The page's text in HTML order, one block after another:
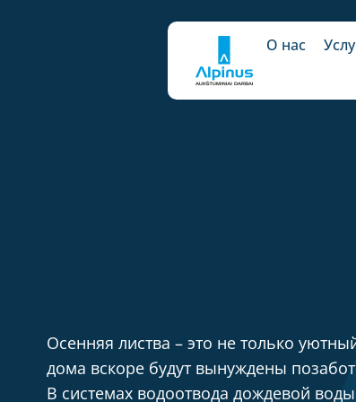
О нас
Осенняя листва – это не только
дома вскоре будут вынуждены
В системах водоотвода дождевой